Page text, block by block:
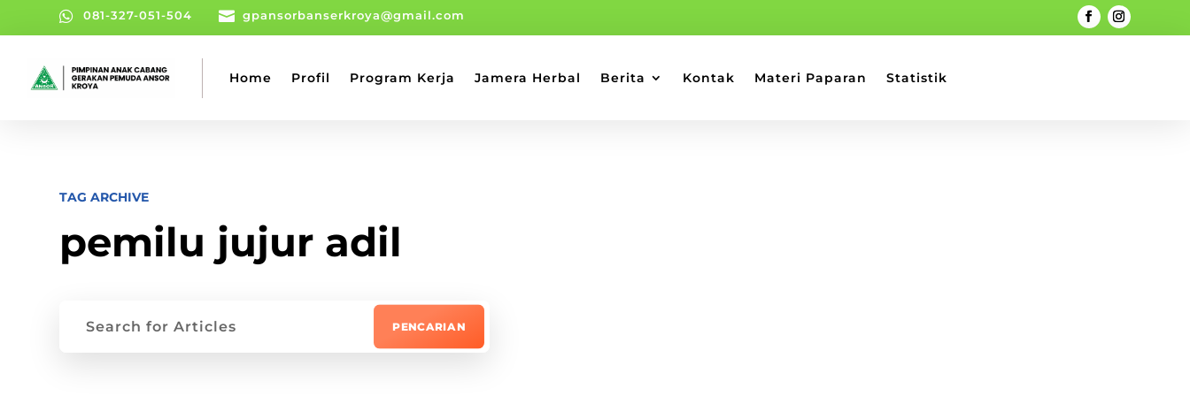
 081-327-051-504  gpansorbanserkroya@gmail.com
Home Profil Program Kerja Jamera Herbal Berita Kontak Materi Paparan Statistik
TAG ARCHIVE
pemilu jujur adil